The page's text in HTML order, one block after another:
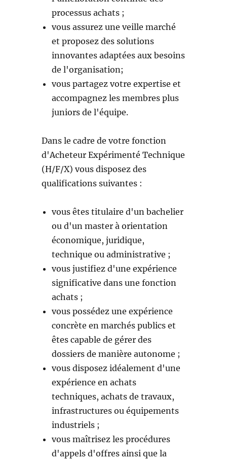
processus achats ;
vous assurez une veille marché
et proposez des solutions
innovantes adaptées aux besoins
de l'organisation;
vous partagez votre expertise et
accompagnez les membres plus
juniors de l'équipe.
Dans le cadre de votre fonction
d'Acheteur Expérimenté Technique
(H/F/X) vous disposez des
qualifications suivantes :
vous êtes titulaire d'un bachelier
ou d'un master à orientation
économique, juridique,
technique ou administrative ;
vous justifiez d'une expérience
significative dans une fonction
achats ;
vous possédez une expérience
concrète en marchés publics et
êtes capable de gérer des
dossiers de manière autonome ;
vous disposez idéalement d'une
expérience en achats
techniques, achats de travaux,
infrastructures ou équipements
industriels ;
vous maîtrisez les procédures
d'appels d'offres ainsi que la